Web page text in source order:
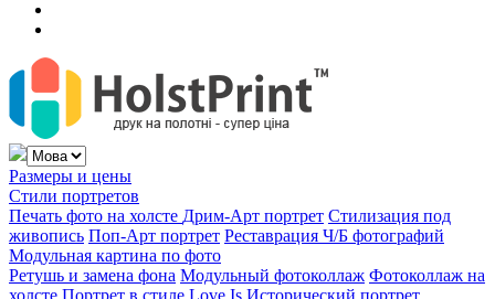
Размеры и цены
Стили портретов
Печать фото на холсте Дрим-Арт портрет Стилизация под
живопись Поп-Арт портрет Реставрация Ч/Б фотографий
Модульная картина по фото
Ретушь и замена фона Модульный фотоколлаж Фотоколлаж на
холсте Портрет в стиле Love Is Исторический портрет